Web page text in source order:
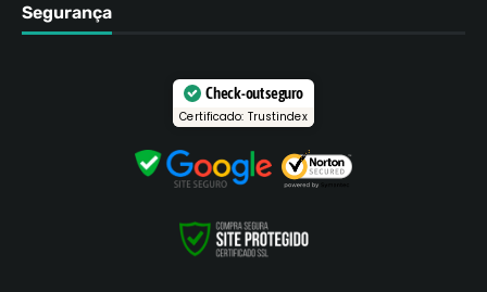
Segurança
Check-out seguro
Certificado: Trustindex